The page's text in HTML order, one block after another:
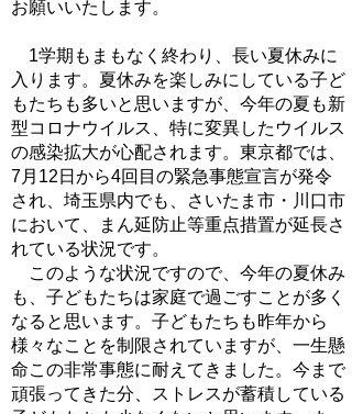
お願いいたします。
1学期もまもなく終わり、長い夏休みに
入ります。夏休みを楽しみにしている子ど
もたちも多いと思いますが、今年の夏も新
型コロナウイルス、特に変異したウイルス
の感染拡大が心配されます。東京都では、
7月12日から4回目の緊急事態宣言が発令
され、埼玉県内でも、さいたま市・川口市
において、まん延防止等重点措置が延長さ
れている状況です。
このような状況ですので、今年の夏休み
も、子どもたちは家庭で過ごすことが多く
なると思います。子どもたちも昨年から
様々なことを制限されていますが、一生懸
命この非常事態に耐えてきました。今まで
頑張ってきた分、ストレスが蓄積している